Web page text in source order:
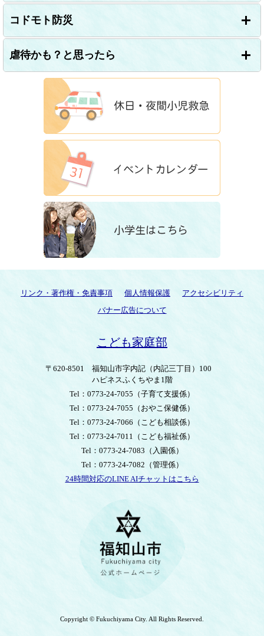
コドモト防災
虐待かも？と思ったら
リンク・著作権・免責事項 個人情報保護
アクセシビリティ
バナー広告について
こども家庭部
〒620-8501 福知山市字内記（内記三丁目）100
ハピネスふくちやま1階
Tel：0773-24-7055 （子育て支援係）
Tel：0773-24-7055 （おやこ保健係）
Tel：0773-24-7066 （こども相談係）
Tel：0773-24-7011
（こども福祉係）
Tel：0773-24-7083 （入園係）
Tel：0773-24-7082 （管理係）
24時間対応のLINE AIチャットはこちら
Copyright © Fukuchiyama City. All Rights Reserved.